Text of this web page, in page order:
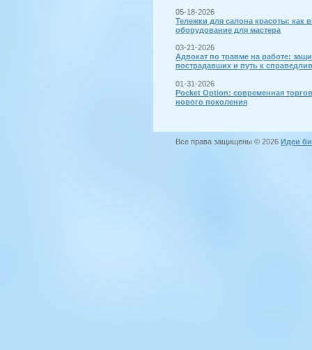
05-18-2026
Тележки для салона красоты: как
оборудование для мастера
03-21-2026
Адвокат по травме на работе:
пострадавших и путь к
01-31-2026
Pocket Option: современная
нового поколения
Все права защищены © 2026 Идеи